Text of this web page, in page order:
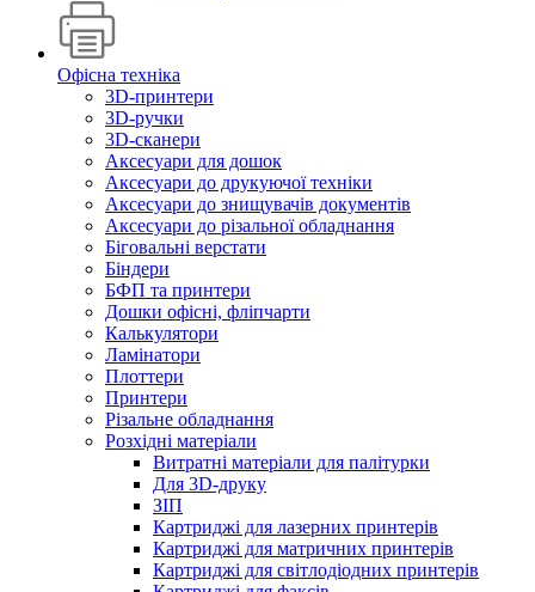
Офісна техніка
3D-принтери
3D-ручки
3D-сканери
Аксесуари для дошок
Аксесуари до друкуючої техніки
Аксесуари до знищувачів документів
Аксесуари до різальної обладнання
Біговальні верстати
Біндери
БФП та принтери
Дошки офісні, фліпчарти
Калькулятори
Ламінатори
Плоттери
Принтери
Різальне обладнання
Розхідні матеріали
Витратні матеріали для палітурки
Для 3D-друку
ЗІП
Картриджі для лазерних принтерів
Картриджі для матричних принтерів
Картриджі для світлодіодних принтерів